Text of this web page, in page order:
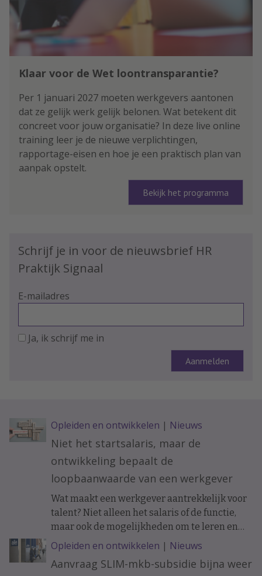
Klaar voor de Wet loontransparantie?
Per 1 januari 2027 moeten werkgevers aantonen
dat ze gelijk werk gelijk belonen. Wat betekent dit
concreet voor jouw organisatie? In deze live online
training leer je de nieuwe verplichtingen,
rapportage-eisen en hoe je een praktisch plan van
aanpak opstelt.
Bekijk het programma
Schrijf je in voor de nieuwsbrief HR
Praktijk Signaal
E-mailadres
Ja, ik schrijf me in
Opleiden en ontwikkelen | Nieuws
Niet het startsalaris, maar de
ontwikkeling bepaalt de
loopbaanwaarde van een werkgever
Wat maakt een werkgever aantrekkelijk voor
talent? Niet alleen het salaris of de functie,
maar ook de mogelijkheden om te leren en
ervaring op te doen. Onderzoek naar de
loopbanen van werknemers laat zien dat de
ontwikkelkansen binnen een organisatie op
Opleiden en ontwikkelen | Nieuws
Aanvraag SLIM-mkb-subsidie bijna weer